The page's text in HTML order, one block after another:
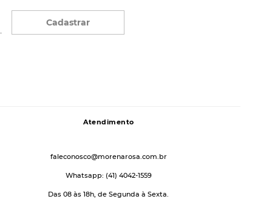
Cadastrar
Atendimento
faleconosco@morenarosa.com.br
Whatsapp: (41) 4042-1559
Das 08 às 18h, de Segunda à Sexta.